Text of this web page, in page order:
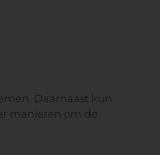
Daarnaast kun
manieren om de